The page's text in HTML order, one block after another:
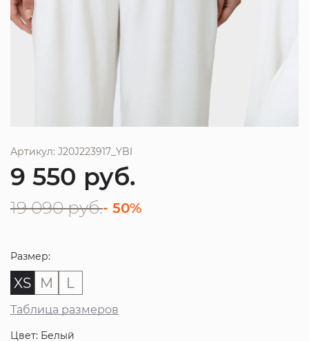
Артикул: J20J223917_YBI
9 550 руб.
19 090 руб.- 50%
Размер:
XS M L
Таблица размеров
Цвет: Белый